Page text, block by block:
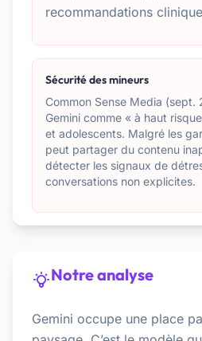
recommandations
Sécurité des mineurs
Common Sense Media (sept.
Gemini comme « à haut
et adolescents. Malgré les
peut partager du contenu
détecter les signaux de
conversations non explicites.
Notre analyse
Gemini occupe une place